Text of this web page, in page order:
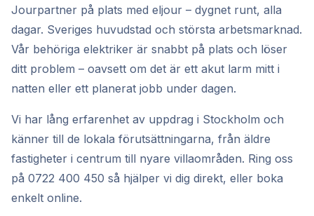
Jourpartner på plats med eljour – dygnet runt, alla
dagar. Sveriges huvudstad och största arbetsmarknad.
Vår behöriga elektriker är snabbt på plats och löser
ditt problem – oavsett om det är ett akut larm mitt i
natten eller ett planerat jobb under dagen.
Vi har lång erfarenhet av uppdrag i Stockholm och
känner till de lokala förutsättningarna, från äldre
fastigheter i centrum till nyare villaområden. Ring oss
på 0722 400 450 så hjälper vi dig direkt, eller boka
enkelt online.